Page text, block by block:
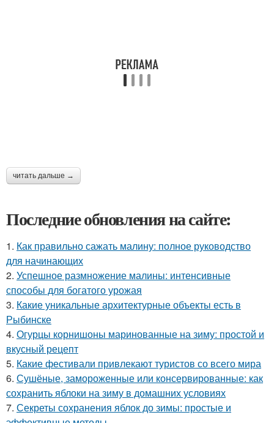
читать дальше →
Последние обновления на сайте:
1. Как правильно сажать малину: полное руководство
для начинающих
2. Успешное размножение малины: интенсивные
способы для богатого урожая
3. Какие уникальные архитектурные объекты есть в
Рыбинске
4. Огурцы корнишоны маринованные на зиму: простой и
вкусный рецепт
5. Какие фестивали привлекают туристов со всего мира
6. Сушёные, замороженные или консервированные: как
сохранить яблоки на зиму в домашних условиях
7. Секреты сохранения яблок до зимы: простые и